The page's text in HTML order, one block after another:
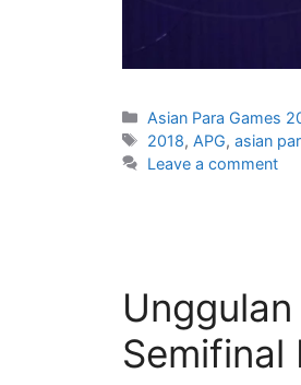
Asian Para Games
2018, APG,asian
Leave a comment
Semifinal